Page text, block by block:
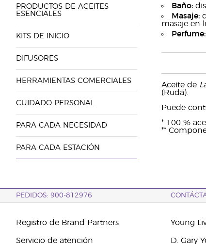
PRODUCTOS DE ACEITES
ESENCIALES
KITS DE INICIO
DIFUSORES
HERRAMIENTAS COMERCIALES
CUIDADO PERSONAL
PARA CADA NECESIDAD
PARA CADA ESTACIÓN
Baño:
Masaje:
masaje en
Perfume:
Aceite de
(Ruda).
Puede
* 100 %
**
PEDIDOS: 900-812976
Registro de Brand Partners
Servicio de atención
Young
D. Gary